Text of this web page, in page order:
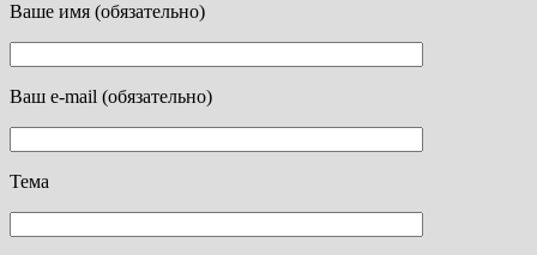
Ваше имя (обязательно)
Ваш e-mail (обязательно)
Тема